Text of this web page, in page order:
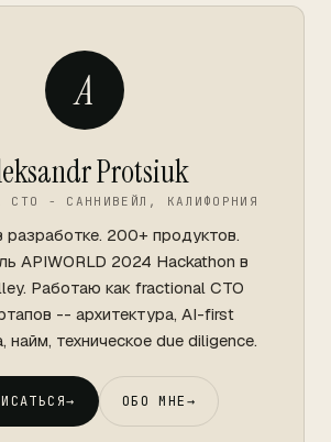
A
Protsiuk
CTO - САННИВЕЙЛ, КАЛИФОРНИЯ
разработке. 200+ продуктов.
APIWORLD 2024 Hackathon в
Работаю как fractional CTO
-- архитектура, AI-first
найм, техническое due diligence.
→ ОБО МНЕ→